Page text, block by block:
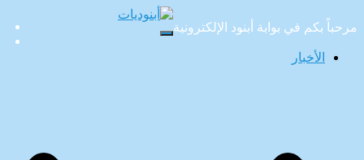
مرحباً بكم في بوابة أبنود الإلكترونية
تبديل
الأخبار